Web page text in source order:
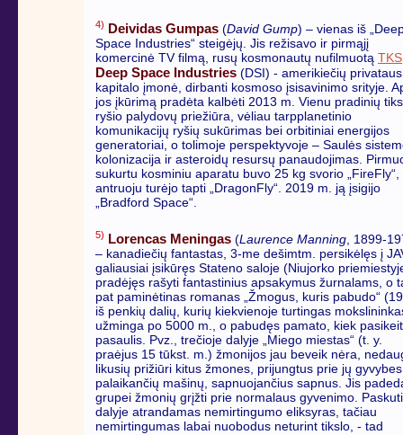
4) Deividas Gumpas (David Gump) – vienas iš
Space Industries“ steigėjų. Jis režisavo ir pirmąjį
komercinė TV filmą, rusų kosmonautų nufilmuotą TKS
Deep Space Industries (DSI) - amerikiečių privataus
kapitalo įmonė, dirbanti kosmoso įsisavinimo srityje.
jos įkūrimą pradėta kalbėti 2013 m. Vienu pradinių
ryšio palydovų priežiūra, vėliau tarpplanetinio
komunikacijų ryšių sukūrimas bei orbitiniai energijos
generatoriai, o tolimoje perspektyvoje – Saulės
kolonizacija ir asteroidų resursų panaudojimas.
sukurtu kosminiu aparatu buvo 25 kg svorio „FireFly“,
antruoju turėjo tapti „DragonFly“. 2019 m. ją įsigijo
„Bradford Space“.
5) Lorencas Meningas (Laurence Manning , 1899-
– kanadiečių fantastas, 3-me dešimtm. persikėlęs į
galiausiai įsikūręs Stateno saloje (Niujorko
pradėjęs rašyti fantastinius apsakymus žurnalams, o
pat paminėtinas romanas „Žmogus, kuris pabudo“
iš penkių dalių, kurių kiekvienoje turtingas
užminga po 5000 m., o pabudęs pamato, kiek
pasaulis. Pvz., trečioje dalyje „Miego miestas“ (t. y.
praėjus 15 tūkst. m.) žmonijos jau beveik nėra,
likusių prižiūri kitus žmones, prijungtus prie jų gyvybes
palaikančių mašinų, sapnuojančius sapnus. Jis
grupei žmonių grįžti prie normalaus gyvenimo.
dalyje atrandamas nemirtingumo eliksyras, tačiau
nemirtingumas labai nuobodus neturint tikslo, - tad